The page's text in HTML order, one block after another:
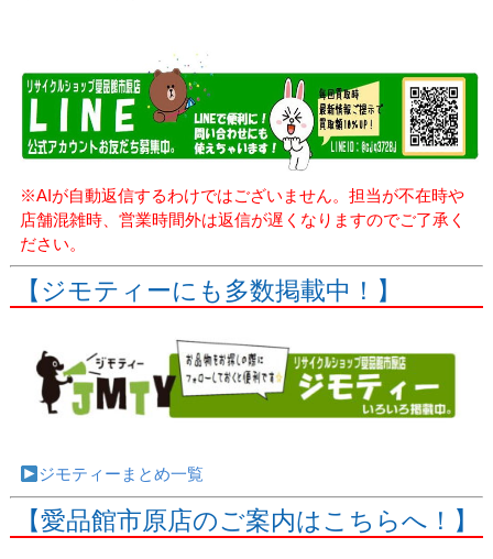
※AIが自動返信するわけではございません。担当が不在時や
店舗混雑時、営業時間外は返信が遅くなりますのでご了承く
ださい。
【ジモティーにも多数掲載中！】
ジモティーまとめ一覧
【愛品館市原店のご案内はこちらへ！】